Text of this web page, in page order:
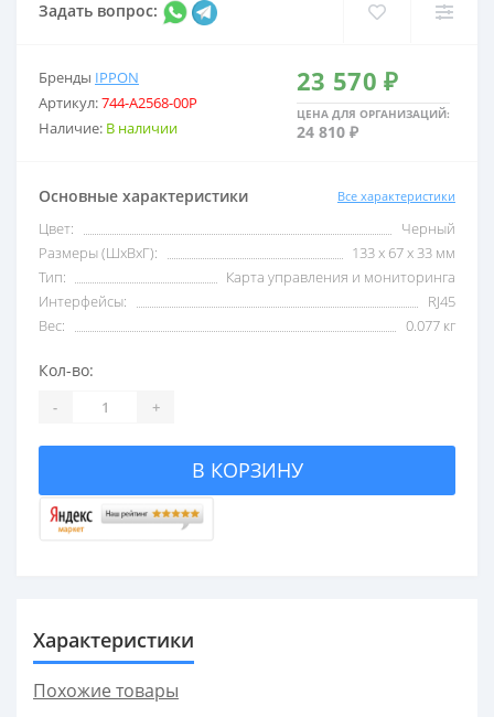
3 кВА
6 кВА
8 кВА
С внешними акб
Со встроенными акб
Со стабилизатором
Задать вопрос:
Бренды IPPON
Артикул:744-A2568-00P
Наличие: В наличии
23 570 ₽
ЦЕНА ДЛЯ ОРГАНИЗАЦИЙ:
24 810 ₽
Основные характеристики Все характеристики
Цвет:
Черный
Размеры (ШxВxГ):
133 x 67 x 33 мм
Тип:
Карта управления и мониторинга
Интерфейсы:
RJ45
Вес:
0.077 кг
Кол-во:
- +
В КОРЗИНУ
Характеристики
Похожие товары